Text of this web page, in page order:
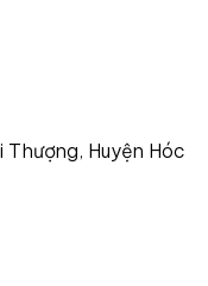
Huyện Hóc